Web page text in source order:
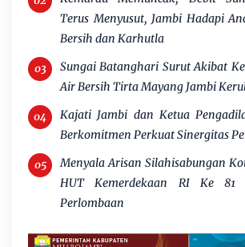
Terus Menyusut, Jambi Hadapi
Bersih dan Karhutla
Sungai Batanghari Surut Akibat
Air Bersih Tirta Mayang Jambi
Kajati Jambi dan Ketua
Berkomitmen Perkuat Sinergitas
Menyala Arisan Silahisabungan
HUT Kemerdekaan RI Ke 81
Perlombaan